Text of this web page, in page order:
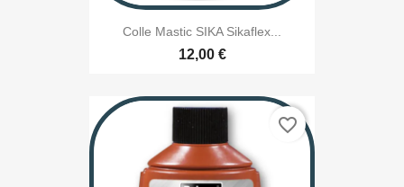
Colle Mastic SIKA Sikaflex...
12,00 €
favorite_border